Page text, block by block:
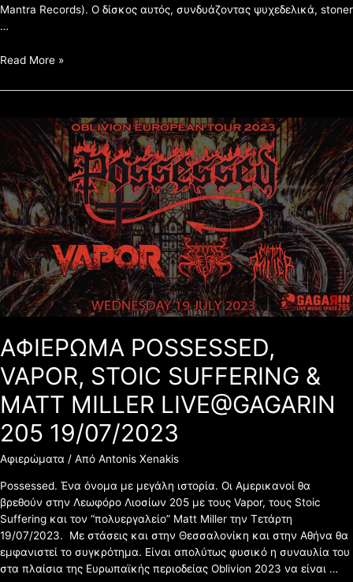
Mantra Records). Ο δίσκος αυτός, συνδυάζοντας ψυχεδελικά, stoner
…
Read More »
ΑΦΙΕΡΩΜΑ POSSESSED,
VAPOR, STOIC SUFFERING &
MATT MILLER LIVE@GAGARIN
205 19/07/2023
Αφιερώματα / Από Antonis Xenakis
Possessed. Ένα όνομα με μεγάλη ιστορία. Οι Αμερικανοί θα
βρεθούν στην Λεωφόρο Λιοσίων 205 με τους Vapor, τους Stoic
Suffering και τον “πολυεργαλείο” Matt Miller την Τετάρτη
19/07/2023. Με στάσεις και στην Θεσσαλονίκη και στην Αθήνα θα
εμφανιστεί το συγκρότημα. Είναι απολύτως φυσικό η συναυλία του
στα πλαίσια της Ευρωπαϊκής περιοδείας Oblivion 2023 να είναι …
ΑΦΙΕΡΩΜΑ
POSSESSED,
VAPOR,
STOIC
SUFFERING
&
MATT
MILLER
LIVE@GAGARIN
205
19/07/2023